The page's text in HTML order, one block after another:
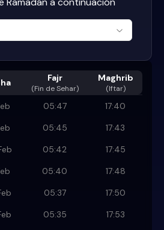
Fajr
(Fin de Sehar)
Maghrib
(Iftar)
05:47
17:40
05:45
17:43
05:42
17:45
05:40
17:48
05:37
17:50
05:35
17:53